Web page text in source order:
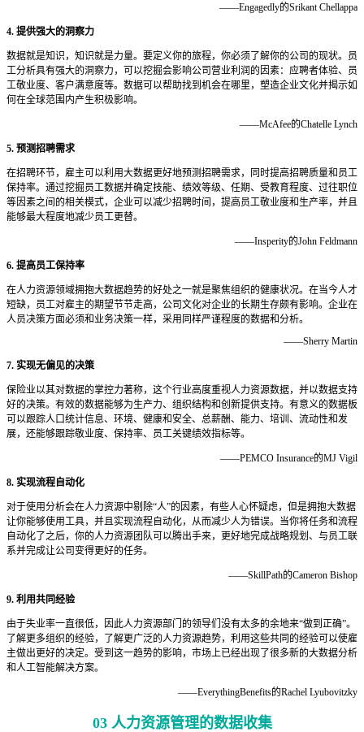
——Engagedly的Srikant Chellappa
4. 提供强大的洞察力
数据就是知识，知识就是力量。要定义你的旅程，你必须了解你的公司的现状。员
工分析具有强大的洞察力，可以挖掘会影响公司营业利润的因素：应聘者体验、员
工敬业度、客户满意度等。数据可以帮助找到机会在哪里，塑造企业文化并揭示如
何在全球范围内产生积极影响。
——McAfee的Chatelle Lynch
5. 预测招聘需求
在招聘环节，雇主可以利用大数据更好地预测招聘需求，同时提高招聘质量和员工
保持率。通过挖掘员工数据并确定技能、绩效等级、任期、受教育程度、过往职位
等因素之间的相关模式，企业可以减少招聘时间，提高员工敬业度和生产率，并且
能够最大程度地减少员工更替。
——Insperity的John Feldmann
6. 提高员工保持率
在人力资源领域拥抱大数据趋势的好处之一就是聚焦组织的健康状况。在当今人才
短缺，员工对雇主的期望节节走高，公司文化对企业的长期生存颇有影响。企业在
人员决策方面必须和业务决策一样，采用同样严谨程度的数据和分析。
——Sherry Martin
7. 实现无偏见的决策
保险业以其对数据的掌控力著称，这个行业高度重视人力资源数据，并以数据支持
好的决策。有效的数据能够为生产力、组织结构和创新提供支持。有意义的数据板
可以跟踪人口统计信息、环境、健康和安全、总薪酬、能力、培训、流动性和发
展，还能够跟踪敬业度、保持率、员工关键绩效指标等。
——PEMCO Insurance的MJ Vigil
8. 实现流程自动化
对于使用分析会在人力资源中剔除“人”的因素，有些人心怀疑虑，但是拥抱大数据
让你能够使用工具，并且实现流程自动化，从而减少人为错误。当你将任务和流程
自动化了之后，你的人力资源团队可以腾出手来，更好地完成战略规划、与员工联
系并完成让公司变得更好的任务。
——SkillPath的Cameron Bishop
9. 利用共同经验
由于失业率一直很低，因此人力资源部门的领导们没有太多的余地来“做到正确”。
了解更多组织的经验，了解更广泛的人力资源趋势，利用这些共同的经验可以使雇
主做出更好的决定。受到这一趋势的影响，市场上已经出现了很多新的大数据分析
和人工智能解决方案。
——EverythingBenefits的Rachel Lyubovitzky
03 人力资源管理的数据收集